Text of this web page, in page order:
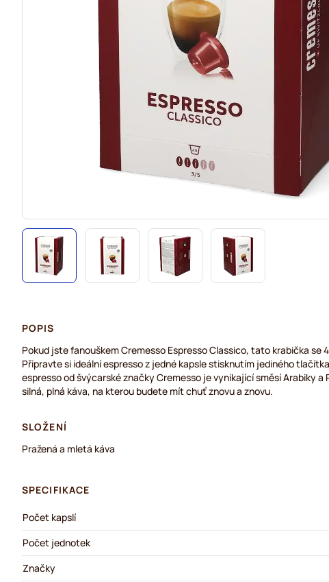
POPIS
Pokud jste fanouškem Cremesso Espresso Classico, tato krabička se
Připravte si ideální espresso z jedné kapsle stisknutím jediného
espresso od švýcarské značky Cremesso je vynikající směsí Arabiky a
silná, plná káva, na kterou budete mít chuť znovu a znovu.
SLOŽENÍ
Pražená a mletá káva
SPECIFIKACE
Počet kapslí
Počet jednotek
Značky